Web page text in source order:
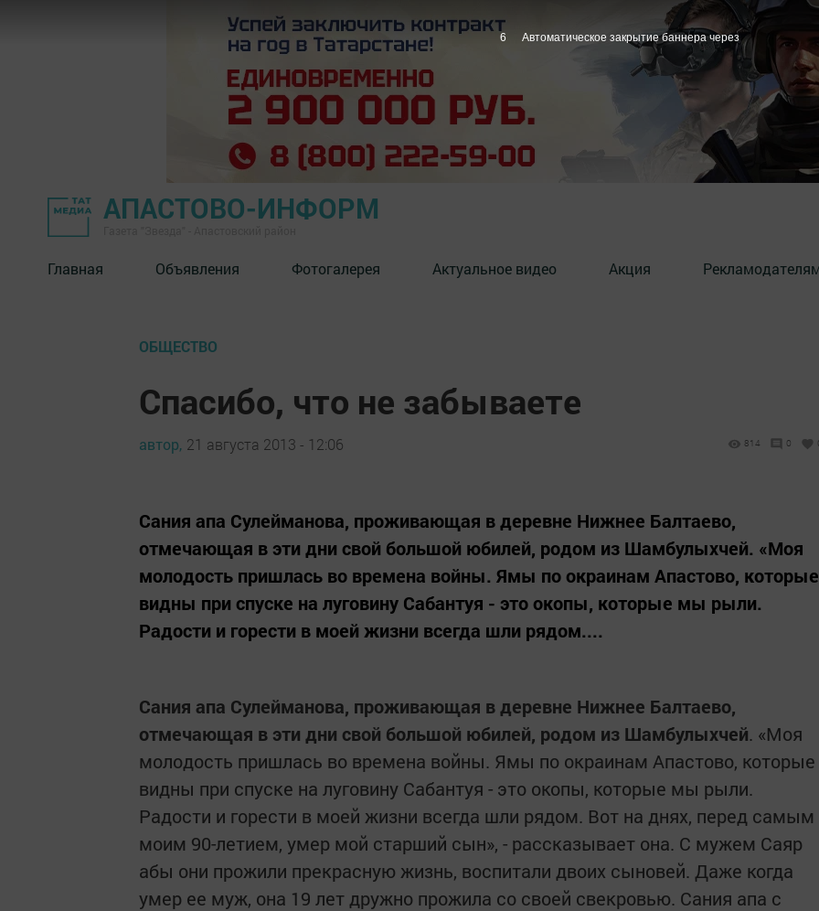
АПАСТОВО-ИНФОРМ
Главная Объявления Фотогалерея Актуальное видео Акция
ОБЩЕСТВО
Спасибо, что не забываете
автор, 21 августа 2013 - 12:06 814 0
Сания апа Сулейманова, проживающая в деревне Нижнее Балтаево,
отмечающая в эти дни свой большой юбилей, родом из Шамбулыхчей. «Моя
молодость пришлась во времена войны. Ямы по окраинам Апастово, которые
видны при спуске на луговину Сабантуя - это окопы, которые мы рыли.
Радости и горести в моей жизни всегда шли рядом....
Сания апа Сулейманова, проживающая в деревне Нижнее Балтаево,
отмечающая в эти дни свой большой юбилей, родом из Шамбулыхчей. «Моя
молодость пришлась во времена войны. Ямы по окраинам Апастово, которые
видны при спуске на луговину Сабантуя - это окопы, которые мы рыли.
Радости и горести в моей жизни всегда шли рядом. Вот на днях, перед самым
моим 90-летием, умер мой старший сын», - рассказывает она. С мужем Саяр
абы они прожили прекрасную жизнь, воспитали двоих сыновей. Даже когда
умер ее муж, она 19 лет дружно прожила со своей свекровью. Сания апа с
5 Автоматическое закрытие баннера через